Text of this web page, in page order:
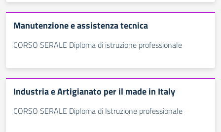
Manutenzione e assistenza tecnica
CORSO SERALE Diploma di istruzione professionale
Industria e Artigianato per il made in Italy
CORSO SERALE Diploma di Istruzione professionale